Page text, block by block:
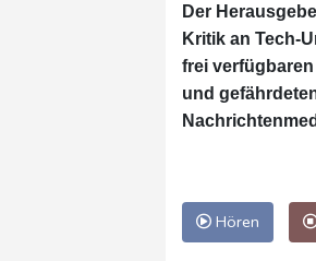
Der
Kritik an Tech-
frei
und
Hören